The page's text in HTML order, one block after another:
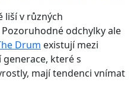
liší v různých
odchylky ale
Drum existují mezi
které s
mají tendenci vnímat